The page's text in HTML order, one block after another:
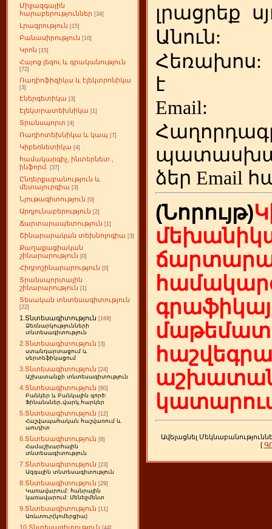
Միջազգային
հարաբերություններ [34]
Լրագրություն [15]
Բանասիրություն [10]
Կրոն [15]
Հայոց լեզու և գրականություն
[72]
Ռադիոֆիզիկա և էլեկտրոնիկա
[3]
Էներգետիկա [3]
Էլեկտրատեխնիկա [1]
Տրանսպորտ [4]
Ռադիոտեխնիկա և կապ [7]
Կիբեռնետիկա [4]
համակարգիչ, ինտերնետ ,
ինֆորմ.
[37]
Ընդերքաբանություն և
մետալուրգիա [3]
Նյութագիտություն [0]
Արդյունաբերություն [2]
Ճարտարապետություն [1]
Շինարարական տեխնոլոգիա [3]
Քաղաքացիական
շինարարություն [0]
Հիդրոշինարարություն [0]
Տրանսպորտային
շինարարություն [1]
Տեսական տնտեսագիտություն
[22]
1.Տնտեսագիտություն [169]
Ձեռնարկությունների
տնտեսագիտություն
2.Տնտեսագիտություն [3]
ստանդարտացում և
սերտեֆիկացում
3.Տնտեսագիտություն [24]
Աշխատանքի տնտեսագիտություն
4.Տնտեսագիտություն [60]
Բանկեր և Բանկային գործ:
Ֆինանսներ,վարկ,հարկեր
5.Տնտեսագիտություն [12]
Հաշվապահական հաշվառում և
աուդիտ
6.Տնտեսագիտություն [8]
Համաշխարհային
տնտեսագիտություն
7.Տնտեսագիտություն [23]
Ազգային տնտեսագիտություն
8.Տնտեսագիտություն [29]
Կառավարում: հանրային
կառավարում: Մենեջմենտ
9.Տնտեսագիտություն [11]
Առևտուր(կոմերցիա)
10.Տնտեսագիտություն [44]
լրացրեք
Անուն:
Հեռախոս
է
ձեր Email
(Նորույթ)
Ավելացնել
[